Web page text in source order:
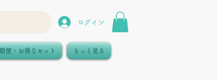
ログイン
便・お得なセット もっと見る